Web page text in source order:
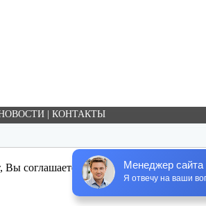
КОНТАКТЫ
соглашаетесь с использованием
Менеджер сайта
Я отвечу на ваши